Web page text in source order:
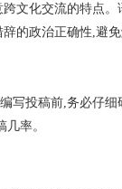
文化交流的特点
的政治正确性,避免
写投稿前,务必仔
率。